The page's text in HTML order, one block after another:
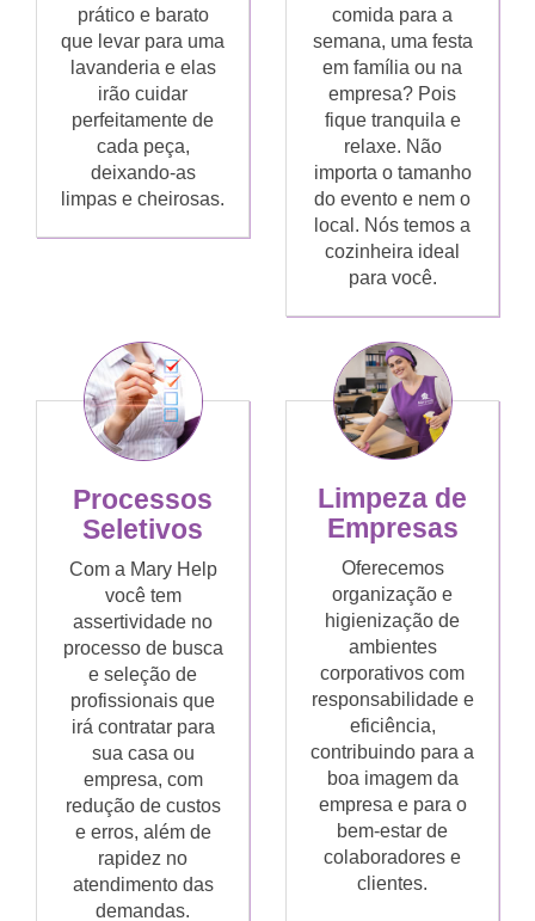
prático e barato
que levar para uma
lavanderia e elas
irão cuidar
perfeitamente de
cada peça,
deixando-as
limpas e cheirosas.
comida para a
semana, uma festa
em família ou na
empresa? Pois
fique tranquila e
relaxe. Não
importa o tamanho
do evento e nem o
local. Nós temos a
cozinheira ideal
para você.
Processos
Seletivos
Com a Mary Help
você tem
assertividade no
processo de busca
e seleção de
profissionais que
irá contratar para
sua casa ou
empresa, com
redução de custos
e erros, além de
rapidez no
atendimento das
demandas.
Limpeza de
Empresas
Oferecemos
organização e
higienização de
ambientes
corporativos com
responsabilidade e
eficiência,
contribuindo para a
boa imagem da
empresa e para o
bem-estar de
colaboradores e
clientes.